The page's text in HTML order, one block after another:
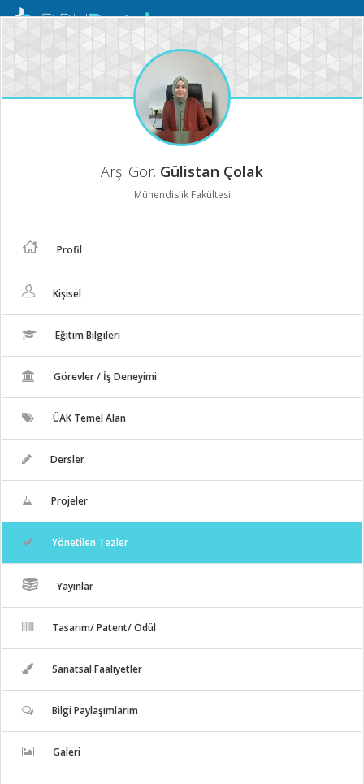
Mobil
Arş. Gör. Gülistan Çolak
Mühendislik Fakültesi
Profil
Kişisel
Eğitim Bilgileri
Görevler / İş Deneyimi
ÜAK Temel Alan
Dersler
Projeler
Yönetilen Tezler
Yayınlar
Tasarım/ Patent/ Ödül
Sanatsal Faaliyetler
Bilgi Paylaşımlarım
Galeri